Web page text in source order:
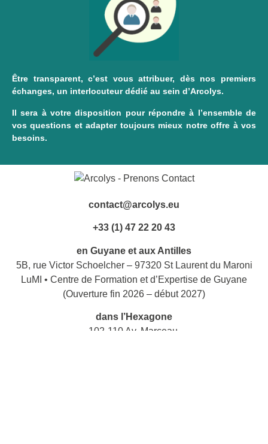
Être transparent, c’est vous attribuer, dès nos premiers
échanges, un interlocuteur dédié au sein d’Arcolys.
Il sera à votre disposition pour répondre à l’ensemble de
vos questions et adapter toujours mieux notre offre à vos
besoins.
contact@arcolys.eu
+33 (1) 47 22 20 43
en Guyane et aux Antilles
5B, rue Victor Schoelcher – 97320 St Laurent du Maroni
LuMI • Centre de Formation et d’Expertise de Guyane
(Ouverture fin 2026 – début 2027)
dans l’Hexagone
102-110 Av. Marceau